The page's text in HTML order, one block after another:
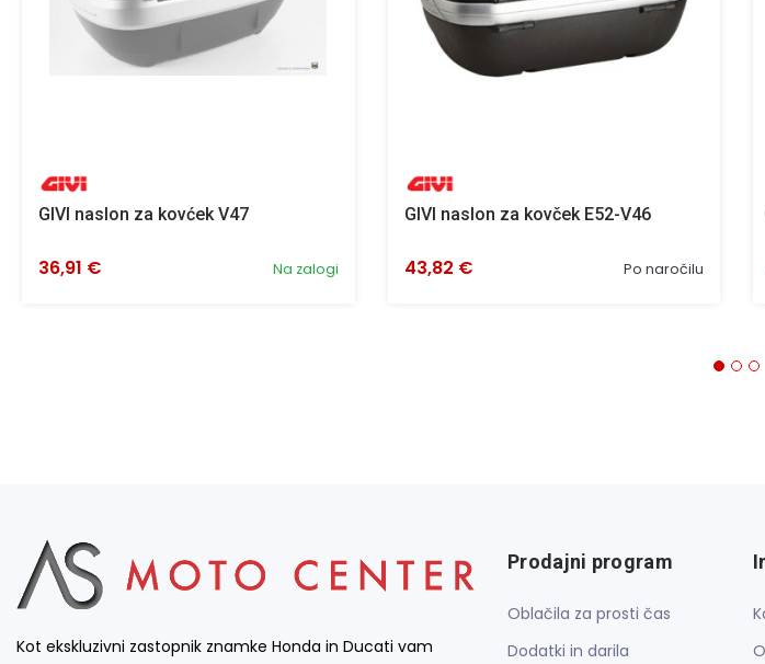
GIVI naslon za kovćek V47
Na zalogi
36,91 €
GIVI naslon za kovček E52-V46
Po naročilu
43,82 €
Kot ekskluzivni zastopnik znamke Honda in Ducati vam
Prodajni program
Oblačila za prosti čas
Dodatki in darila